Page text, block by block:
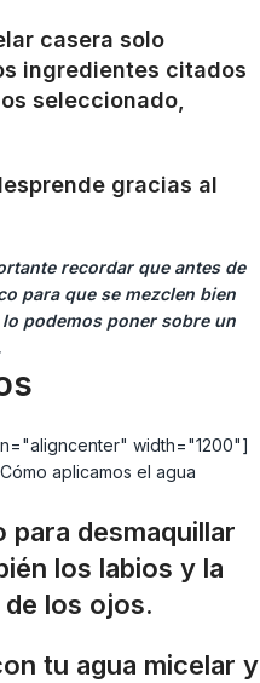
casera solo
ingredientes citados
seleccionado,
gracias al
recordar que antes de
para que se mezclen bien
podemos poner sobre un
width="1200"]
Cómo aplicamos el agua
para desmaquillar
los labios y la
los ojos.
tu agua micelar y